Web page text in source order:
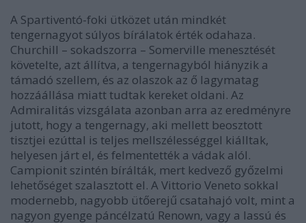
A Spartiventó-foki ütközet után mindkét
tengernagyot súlyos bírálatok érték odahaza.
Churchill – sokadszorra – Somerville menesztését
követelte, azt állítva, a tengernagyból hiányzik a
támadó szellem, és az olaszok az ő lagymatag
hozzáállása miatt tudtak kereket oldani. Az
Admiralitás vizsgálata azonban arra az eredményre
jutott, hogy a tengernagy, aki mellett beosztott
tisztjei ezúttal is teljes mellszélességgel kiálltak,
helyesen járt el, és felmentették a vádak alól.
Campionit szintén bírálták, mert kedvező győzelmi
lehetőséget szalasztott el. A Vittorio Veneto sokkal
modernebb, nagyobb ütőerejű csatahajó volt, mint a
nagyon gyenge páncélzatú Renown, vagy a lassú és